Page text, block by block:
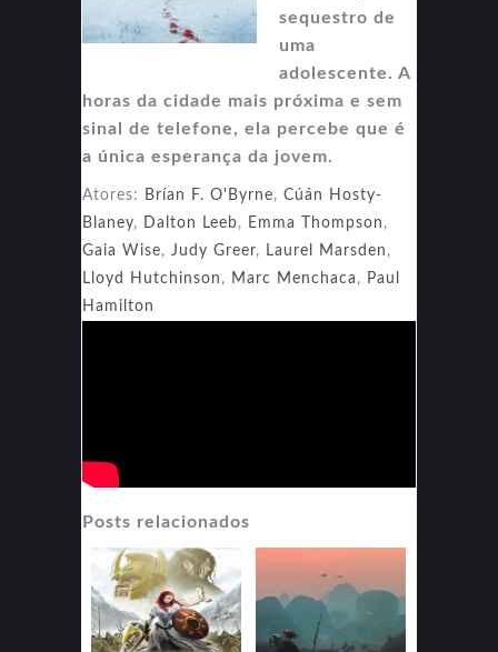
sequestro de
uma
adolescente. A
horas da cidade mais próxima e sem
sinal de telefone, ela percebe que é
a única esperança da jovem.
Atores: Brían F. O'Byrne, Cúán Hosty-
Blaney, Dalton Leeb, Emma Thompson ,
Gaia Wise, Judy Greer, Laurel Marsden ,
Lloyd Hutchinson , Marc Menchaca , Paul
Hamilton
Posts relacionados